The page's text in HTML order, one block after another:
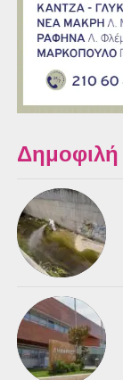
Δημοφιλή